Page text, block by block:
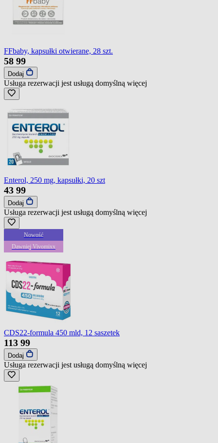
FFbaby, kapsułki otwierane, 28 szt.
58 99
Dodaj
Usługa rezerwacji jest usługą domyślną więcej
Enterol, 250 mg, kapsułki, 20 szt
43 99
Dodaj
Usługa rezerwacji jest usługą domyślną więcej
Nowość
Dawniej Vivomixx
CDS22-formula 450 mld, 12 saszetek
113 99
Dodaj
Usługa rezerwacji jest usługą domyślną więcej